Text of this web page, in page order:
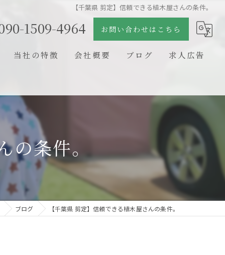
【千葉県 剪定】信頼できる植木屋さんの条件。
1509-4964 お問い合わせはこちら
当社の特徴
石組
剪定
新築
リフォーム
会社概要 ブログ 求人広告
の条件。
ブログ 【千葉県 剪定】信頼できる植木屋さんの条件。